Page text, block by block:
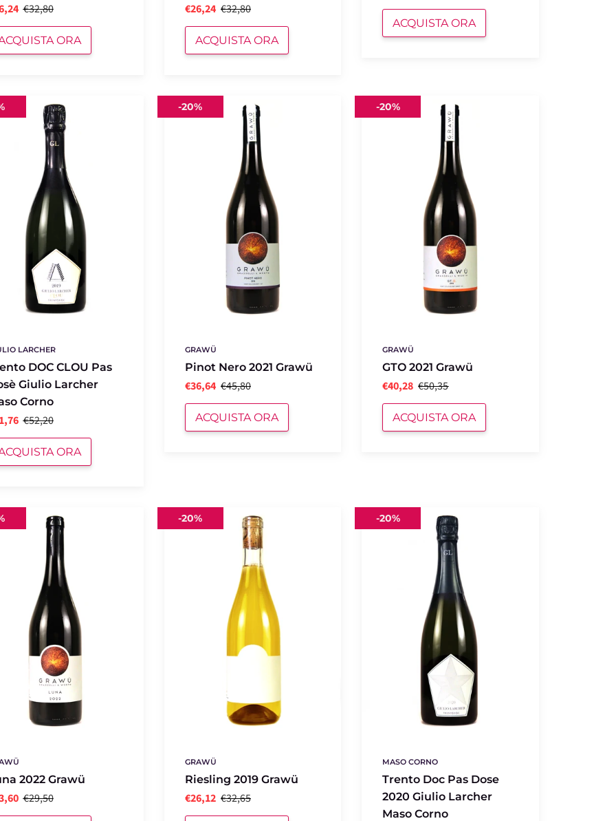
€32,80
ORA
€26,24 €32,80
ACQUISTA ORA
ACQUISTA ORA
LARCHER
DOC CLOU Pas
Giulio Larcher
Corno
€52,20
ORA
Pinot
Nero
GRAWÜ
Pinot Nero 2021 Grawü
€36,64 €45,80
ACQUISTA ORA
-20%
GTO
2021
GRAWÜ
GTO 2021 Grawü
€40,28 €50,35
ACQUISTA ORA
-20%
2022 Grawü
€29,50
Riesling
2019
GRAWÜ
Riesling 2019 Grawü
€26,12 €32,65
-20%
Trento
Doc
MASO CORNO
Trento Doc Pas Dose
2020 Giulio Larcher
Maso Corno
-20%